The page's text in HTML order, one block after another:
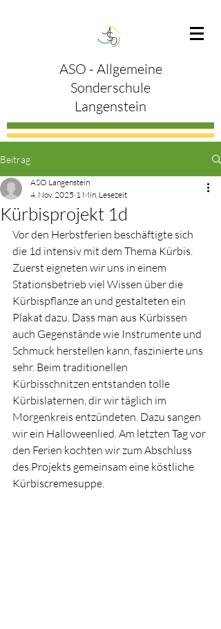
ASO - Allgemeine
Sonderschule
Langenstein
Beitrag
Kürbisprojekt 1d
ASO Langenstein
4. Nov. 2025 1 Min. Lesezeit
Vor den Herbstferien beschäftigte sich
die 1d intensiv mit dem Thema Kürbis.
Zuerst eigneten wir uns in einem
Stationsbetrieb viel Wissen über die
Kürbispflanze an und gestalteten ein
Plakat dazu. Dass man aus Kürbissen
auch Gegenstände wie Instrumente und
Schmuck herstellen kann, faszinierte uns
sehr. Beim traditionellen
Kürbisschnitzen entstanden tolle
Kürbislaternen, dir wir täglich im
Morgenkreis entzündeten. Dazu sangen
wir ein Halloweenlied. Am letzten Tag vor
den Ferien kochten wir zum Abschluss
des Projekts gemeinsam eine köstliche
Kürbiscremesuppe.